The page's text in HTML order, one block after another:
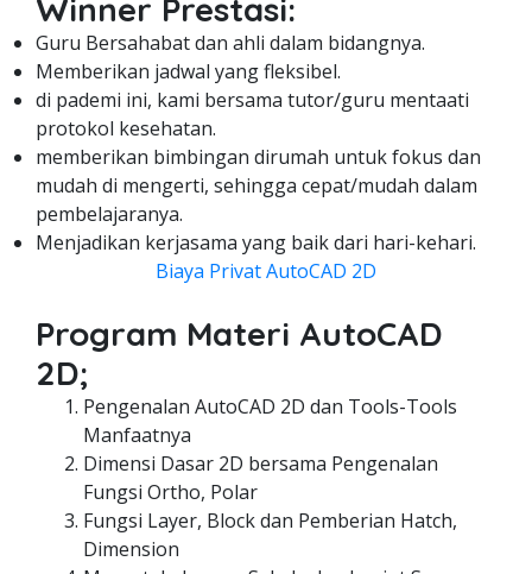
Winner Prestasi:
Guru Bersahabat dan ahli dalam bidangnya.
Memberikan jadwal yang fleksibel.
di pademi ini, kami bersama tutor/guru mentaati
protokol kesehatan.
memberikan bimbingan dirumah untuk fokus dan
mudah di mengerti, sehingga cepat/mudah dalam
pembelajaranya.
Menjadikan kerjasama yang baik dari hari-kehari.
Biaya Privat AutoCAD 2D
Program Materi AutoCAD
2D;
Pengenalan AutoCAD 2D dan Tools-Tools
Manfaatnya
Dimensi Dasar 2D bersama Pengenalan
Fungsi Ortho, Polar
Fungsi Layer, Block dan Pemberian Hatch,
Dimension